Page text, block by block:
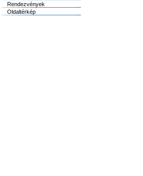
Rendezvények
Oldaltérkép